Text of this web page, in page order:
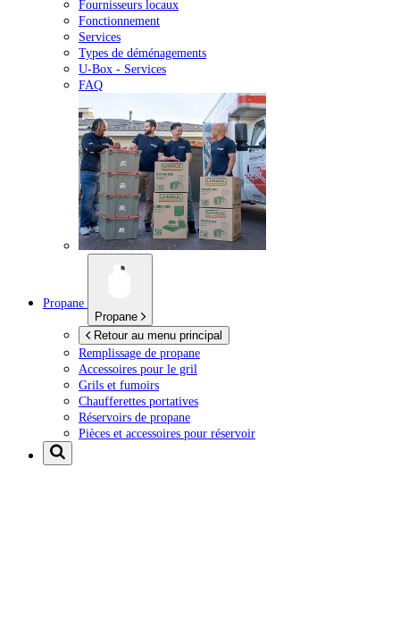
Fournisseurs locaux
Fonctionnement
Services
Types de déménagements
U-Box - Services
FAQ
Propane
Propane
Retour au menu principal
Remplissage de propane
Accessoires pour le gril
Grils et fumoirs
Chaufferettes portatives
Réservoirs de propane
Pièces et accessoires pour réservoir